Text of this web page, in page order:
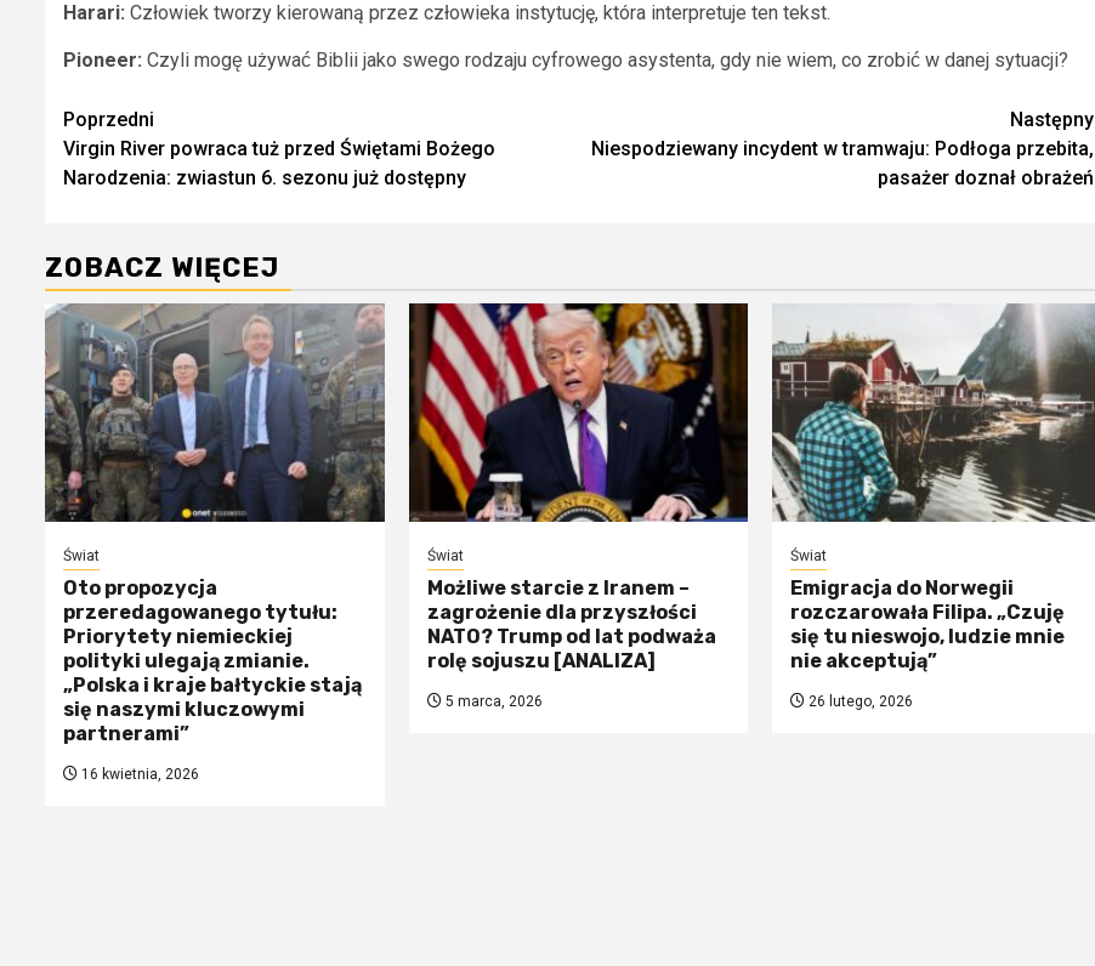
Harari: Człowiek tworzy kierowaną przez człowieka instytucję, która interpretuje ten tekst.
Pioneer: Czyli mogę używać Biblii jako swego rodzaju cyfrowego asystenta, gdy nie wiem, co zrobić w danej sytuacji?
Zobacz
wpisy
Poprzedni
Virgin River powraca tuż przed Świętami Bożego
Narodzenia: zwiastun 6. sezonu już dostępny
Następny
Niespodziewany incydent w tramwaju: Podłoga przebita,
pasażer doznał obrażeń
ZOBACZ WIĘCEJ
Świat
Oto propozycja
przeredagowanego tytułu:
Priorytety niemieckiej
polityki ulegają zmianie.
„Polska i kraje bałtyckie stają
się naszymi kluczowymi
partnerami”
16 kwietnia, 2026
Świat
Możliwe starcie z Iranem –
zagrożenie dla przyszłości
NATO? Trump od lat podważa
rolę sojuszu [ANALIZA]
5 marca, 2026
Świat
Emigracja do Norwegii
rozczarowała Filipa. „Czuję
się tu nieswojo, ludzie mnie
nie akceptują”
26 lutego, 2026